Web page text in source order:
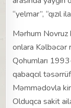
“yelmar”, “qızıl
Mərhum
onlara Kəlbəcər
Qohumları
qabaqcıl
Məmmədovla
Olduqca sakit